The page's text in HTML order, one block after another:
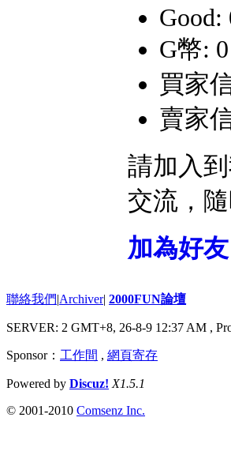
Good:
G幣: 0
買家
賣家
請加入
交流，
加為好友
聯絡我們|Archiver| 2000FUN論壇
SERVER: 2 GMT+8, 26-8-9 12:37 AM ,
Sponsor： 工作間 , 網頁寄存
Powered by Discuz! X1.5.1
© 2001-2010 Comsenz Inc.